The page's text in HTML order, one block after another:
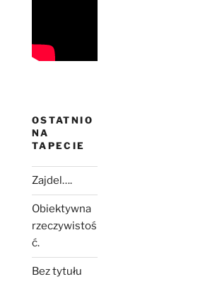
OSTATNIO
NA
TAPECIE
Zajdel….
Obiektywna
rzeczywistoś
ć.
Bez tytułu